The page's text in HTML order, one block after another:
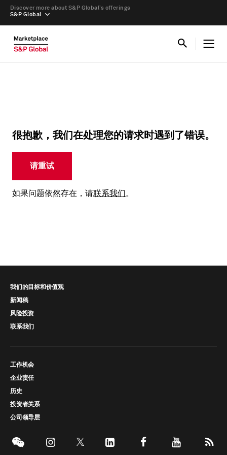
S&P Global
Discover more about S&P Global’s offerings
很抱歉，我们在处理您的请求时遇到了错误。
请重试
如果问题依然存在，请联系我们。
我们的目标和价值观
新闻稿
风险投资
联系我们
工作机会
企业责任
历史
投资者关系
公司领导层